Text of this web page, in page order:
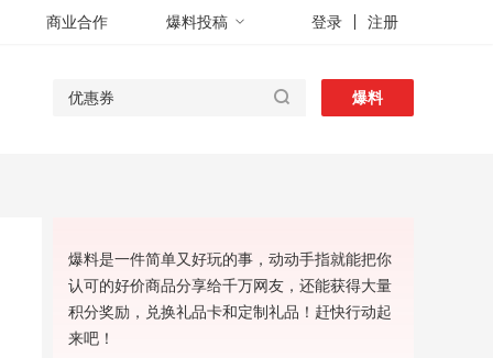
商业合作 爆料投稿 登录 注册
爆料
爆料是一件简单又好玩的事，动动手指就能把你
认可的好价商品分享给千万网友，还能获得大量
积分奖励，兑换礼品卡和定制礼品！赶快行动起
来吧！